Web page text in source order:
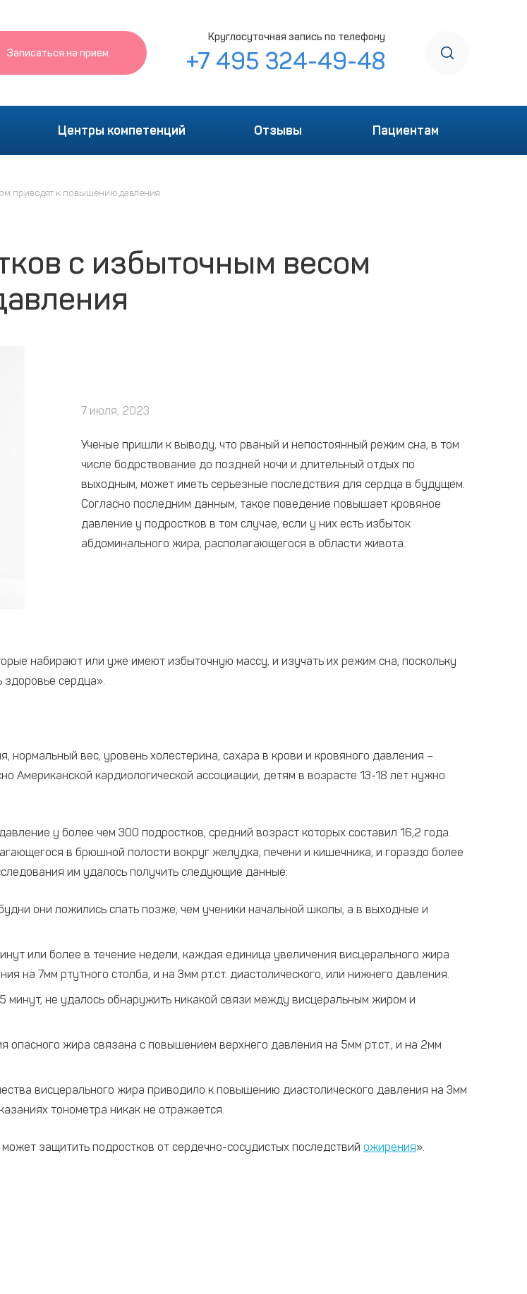
Записаться на прием
Круглосуточная запись по телефону
+7 495 324-49-48
Центры компетенций Отзывы Пациентам
приводят к повышению давления
с избыточным весом
7 июля, 2023
Ученые пришли к выводу, что рваный и непостоянный режим сна, в том
числе бодрствование до поздней ночи и длительный отдых по
выходным, может иметь серьезные последствия для сердца в будущем.
Согласно последним данным, такое поведение повышает кровяное
давление у подростков в том случае, если у них есть избыток
абдоминального жира, располагающегося в области живота.
набирают или уже имеют избыточную массу, и изучать их режим сна, поскольку
сердца».
нормальный вес, уровень холестерина, сахара в крови и кровяного давления –
Американской кардиологической ассоциации, детям в возрасте 13-18 лет нужно
у более чем 300 подростков, средний возраст которых составил 16,2 года.
в брюшной полости вокруг желудка, печени и кишечника, и гораздо более
им удалось получить следующие данные:
они ложились спать позже, чем ученики начальной школы, а в выходные и
или более в течение недели, каждая единица увеличения висцерального жира
на 7мм ртутного столба, и на 3мм рт.ст. диастолического, или нижнего давления.
минут, не удалось обнаружить никакой связи между висцеральным жиром и
жира связана с повышением верхнего давления на 5мм рт.ст., и на 2мм
висцерального жира приводило к повышению диастолического давления на 3мм
тонометра никак не отражается.
защитить подростков от сердечно-сосудистых последствий ожирения».